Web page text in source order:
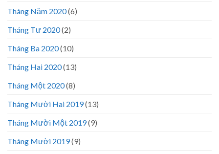
Tháng Năm 2020(6)
Tháng Tư 2020(2)
Tháng Ba 2020(10)
Tháng Hai 2020(13)
Tháng Một 2020(8)
Tháng Mười Hai 2019(13)
Tháng Mười Một 2019(9)
Tháng Mười 2019(9)